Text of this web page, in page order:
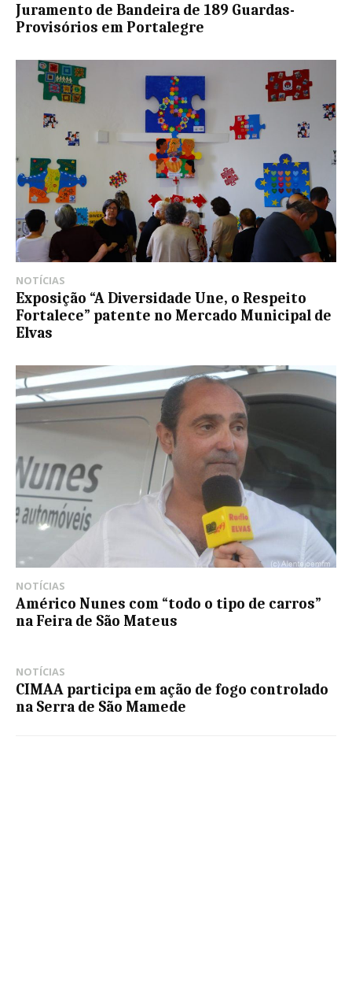
Juramento de Bandeira de 189 Guardas-
Provisórios em Portalegre
NOTÍCIAS
Exposição “A Diversidade Une, o Respeito
Fortalece” patente no Mercado Municipal de
Elvas
NOTÍCIAS
Américo Nunes com “todo o tipo de carros”
na Feira de São Mateus
NOTÍCIAS
CIMAA participa em ação de fogo controlado
na Serra de São Mamede